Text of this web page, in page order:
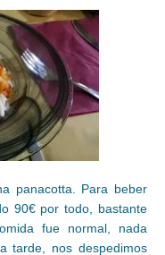
panacotta. Para beber
90€ por todo, bastante
fue normal, nada
tarde, nos despedimos